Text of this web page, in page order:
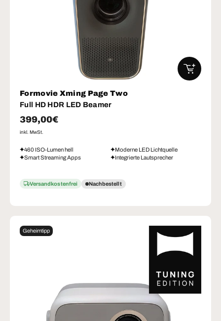
Formovie Xming Page Two
Full HD HDR LED Beamer
Normaler Preis
399,00€
inkl. MwSt.
460 ISO-Lumen hell
Moderne LED Lichtquelle
Smart Streaming Apps
Integrierte Lautsprecher
Versandkostenfrei Nachbestellt
IN DEN
Geheimtipp